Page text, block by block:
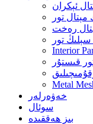
ئېكران
تور
رەخت
سېلىڭ تور
Interior
قىستۇر
خەۋەرلەر
سوئال
بىز ھەققىدە